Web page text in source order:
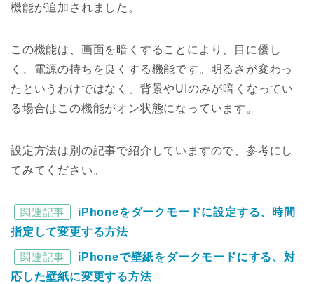
機能が追加されました。
この機能は、画面を暗くすることにより、目に優し
く、電源の持ちを良くする機能です。明るさが変わっ
たというわけではなく、背景やUIのみが暗くなってい
る場合はこの機能がオン状態になっています。
設定方法は別の記事で紹介していますので、参考にし
てみてください。
関連記事
iPhoneをダークモードに設定する、時間
指定して変更する方法
関連記事
iPhoneで壁紙をダークモードにする、対
応した壁紙に変更する方法